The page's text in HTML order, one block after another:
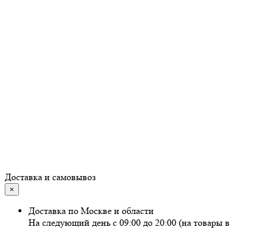
Доставка и самовывоз
×
Доставка по Москве и области
На следующий день с 09:00 до 20:00 (на товары в